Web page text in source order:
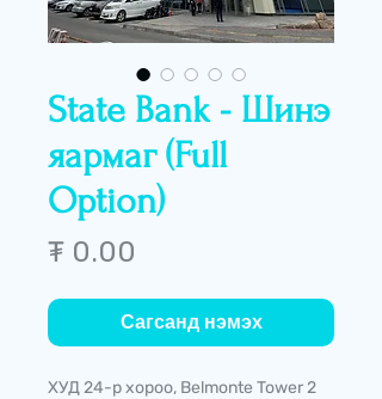
State Bank - Шинэ
яармаг (Full
Option)
₮ 0.00
Сагсанд нэмэх
ХУД 24-р хороо, Belmonte Tower 2